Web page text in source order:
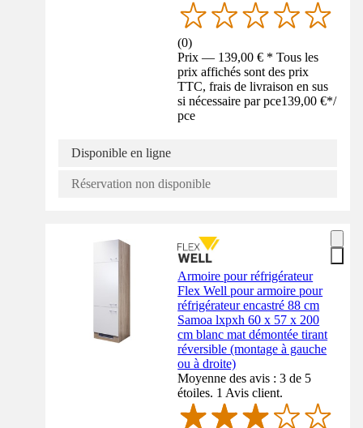
(0)
Prix — 139,00 € * Tous les
prix affichés sont des prix
TTC, frais de livraison en sus
si nécessaire par pce139,00 €*/
pce
Disponible en ligne
Réservation non disponible
Armoire pour réfrigérateur
Flex Well pour armoire pour
réfrigérateur encastré 88 cm
Samoa lxpxh 60 x 57 x 200
cm blanc mat démontée tirant
réversible (montage à gauche
ou à droite)
Moyenne des avis : 3 de 5
étoiles. 1 Avis client.